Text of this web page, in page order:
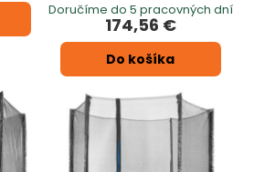
Doručíme do 5 pracovných dní
174,56 €
Do košíka